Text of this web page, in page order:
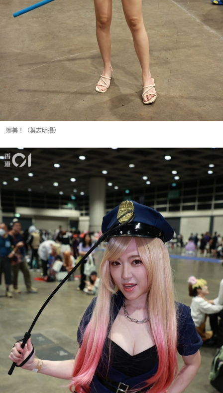
娜美！（葉志明攝）